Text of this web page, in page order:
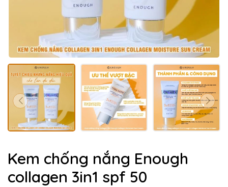
Kem chống nắng Enough
collagen 3in1 spf 50